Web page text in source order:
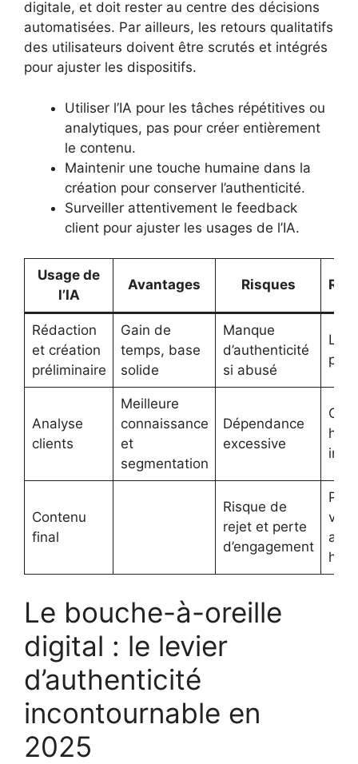
digitale, et doit rester au centre des décisions
automatisées. Par ailleurs, les retours qualitatifs
des utilisateurs doivent être scrutés et intégrés
pour ajuster les dispositifs.
Utiliser l’IA pour les tâches répétitives ou
analytiques, pas pour créer entièrement
le contenu.
Maintenir une touche humaine dans la
création pour conserver l’authenticité.
Surveiller attentivement le feedback
client pour ajuster les usages de l’IA.
Usage de
l’IA
Avantages Risques
Rédaction
et création
préliminaire
Gain de
temps, base
solide
Manque
d’authenticité
si abusé
Analyse
clients
Meilleure
connaissance
et
segmentation
Dépendance
excessive
Contenu
final
Risque de
rejet et perte
d’engagement
Le bouche-à-oreille
digital : le levier
d’authenticité
incontournable en
2025